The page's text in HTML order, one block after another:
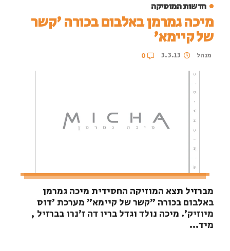
חדשות המוסיקה
מיכה גמרמן באלבום בכורה 'קשר
של קיימא'
מנהל 3.3.13
0
מברזיל תצא המוזיקה החסידית מיכה גמרמן
באלבום בכורה "קשר של קיימא" מערכת 'דוס
מיוזיק'. מיכה נולד וגדל בריו דה ז'נרו בברזיל ,
מיד...